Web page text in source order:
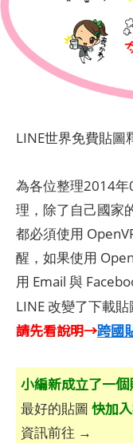
LINE世界免費貼圖
為各位整理2014
理，除了自己國家
都必須使用
醒，如果使用
用 Email 與
LINE 改變了下載貼
請先看說明→跨國
小編新成立了一
快加
最好的貼圖
資訊前往 →